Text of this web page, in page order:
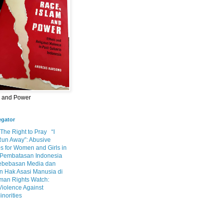
and Power
Right to Pray
“I
Away”: Abusive
for Women and Girls in
Pembatasan Indonesia
Media dan
Hak Asasi Manusia di
Rights Watch:
Against